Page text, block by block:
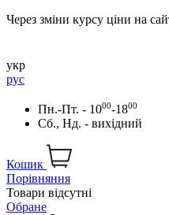
Через зміни курсу ціни на
укр
рус
Пн.-Пт. - 1000-1800
Сб., Нд. - вихідний
Кошик
Порівняння
Товари відсутні
Обране